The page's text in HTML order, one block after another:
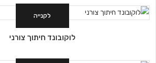
לקנייה
לוקובונד חיתוך צורני